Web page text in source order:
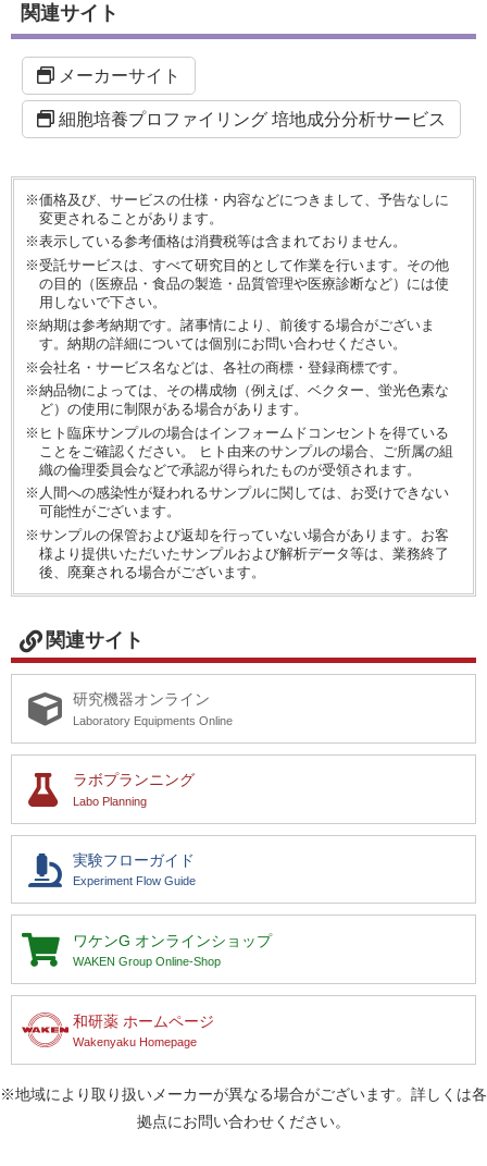
関連サイト
メーカーサイト
細胞培養プロファイリング 培地成分分析サービス
※価格及び、サービスの仕様・内容などにつきまして、予告なしに
変更されることがあります。
※表示している参考価格は消費税等は含まれておりません。
※受託サービスは、すべて研究目的として作業を行います。その他
の目的（医療品・食品の製造・品質管理や医療診断など）には使
用しないで下さい。
※納期は参考納期です。諸事情により、前後する場合がございま
す。納期の詳細については個別にお問い合わせください。
※会社名・サービス名などは、各社の商標・登録商標です。
※納品物によっては、その構成物（例えば、ベクター、蛍光色素な
ど）の使用に制限がある場合があります。
※ヒト臨床サンプルの場合はインフォームドコンセントを得ている
ことをご確認ください。 ヒト由来のサンプルの場合、ご所属の組
織の倫理委員会などで承認が得られたものが受領されます。
※人間への感染性が疑われるサンプルに関しては、お受けできない
可能性がございます。
※サンプルの保管および返却を行っていない場合があります。お客
様より提供いただいたサンプルおよび解析データ等は、業務終了
後、廃棄される場合がございます。
関連サイト
研究機器オンライン
Laboratory Equipments Online
ラボプランニング
Labo Planning
実験フローガイド
Experiment Flow Guide
ワケンG オンラインショップ
WAKEN Group Online-Shop
和研薬 ホームページ
Wakenyaku Homepage
※地域により取り扱いメーカーが異なる場合がございます。詳しくは各
拠点にお問い合わせください。